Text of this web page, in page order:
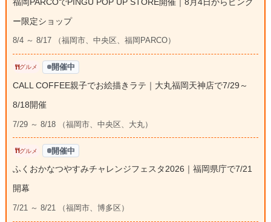
ー限定ショップ
8/4 ～ 8/17 （福岡市、中央区、福岡PARCO）
グルメ 開催中
CALL COFFEE親子でお絵描きラテ｜大丸福岡天神店で7/29～
8/18開催
7/29 ～ 8/18 （福岡市、中央区、大丸）
グルメ 開催中
ふくおかなつやすみチャレンジフェスタ2026｜福岡県庁で7/21
開幕
7/21 ～ 8/21 （福岡市、博多区）